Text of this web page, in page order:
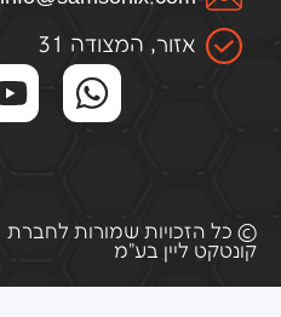
אזור, המצודה 31
© כל הזכויות שמורות לחברת
קונטקט ליין בע"מ